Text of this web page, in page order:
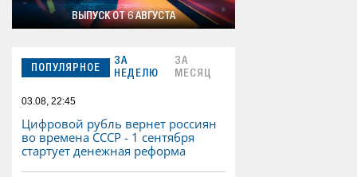
ВЫПУСК ОТ 6 АВГУСТА
ПОПУЛЯРНОЕ
ЗА
НЕДЕЛЮ
ЗА
МЕСЯЦ
03.08, 22:45
Цифровой рубль вернет россиян
во времена СССР - 1 сентября
стартует денежная реформа